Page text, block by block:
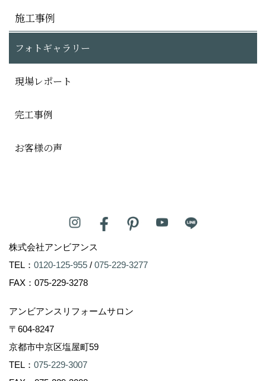
施工事例
フォトギャラリー
現場レポート
完工事例
お客様の声
株式会社アンビアンス
TEL： 0120-125-955 / 075-229-3277
FAX：075-229-3278
アンビアンスリフォームサロン
〒604-8247
京都市中京区塩屋町59
TEL： 075-229-3007